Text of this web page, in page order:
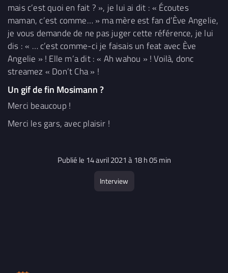
mais c’est quoi en fait ? », je lui ai dit : « Écoutes
maman, c’est comme… » ma mère est fan d’Ève Angelie,
je vous demande de ne pas juger cette référence, je lui
dis : « … c’est comme-ci je faisais un feat avec Ève
Angelie » ! Elle m’a dit : « Ah wahou » ! Voilà, donc
streamez « Don’t Cha » !
Un gif de fin Mosimann ?
Merci beaucoup !
Merci les gars, avec plaisir !
Publié le 14 avril 2021 à 18 h 05 min
Interview